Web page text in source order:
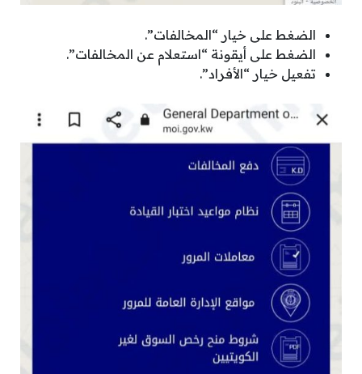
الضغط على خيار “المخالفات”.
الضغط على أيقونة “استعلام عن المخالفات”.
تفعيل خيار “الأفراد”.